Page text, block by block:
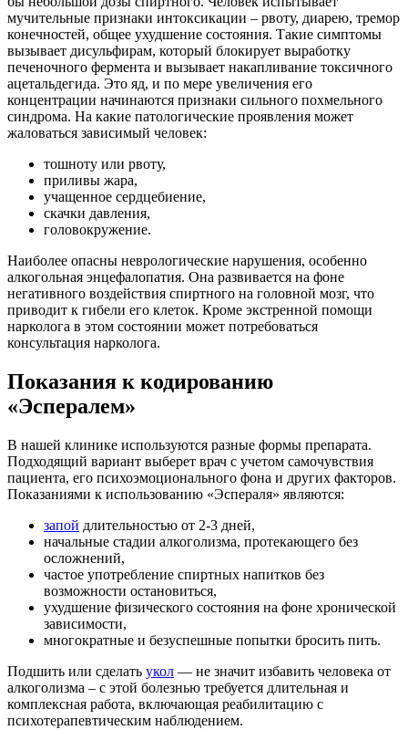
мучительные признаки интоксикации – рвоту, диарею, тремор
конечностей, общее ухудшение состояния. Такие симптомы
вызывает дисульфирам, который блокирует выработку
печеночного фермента и вызывает накапливание токсичного
ацетальдегида. Это яд, и по мере увеличения его
концентрации начинаются признаки сильного похмельного
синдрома. На какие патологические проявления может
жаловаться зависимый человек:
тошноту или рвоту,
приливы жара,
учащенное сердцебиение,
скачки давления,
головокружение.
Наиболее опасны неврологические нарушения, особенно
алкогольная энцефалопатия. Она развивается на фоне
негативного воздействия спиртного на головной мозг, что
приводит к гибели его клеток. Кроме экстренной помощи
нарколога в этом состоянии может потребоваться
консультация нарколога.
Показания к кодированию
«Эспералем»
В нашей клинике используются разные формы препарата.
Подходящий вариант выберет врач с учетом самочувствия
пациента, его психоэмоционального фона и других факторов.
Показаниями к использованию «Эспераля» являются:
запой длительностью от 2-3 дней,
начальные стадии алкоголизма, протекающего без
осложнений,
частое употребление спиртных напитков без
возможности остановиться,
ухудшение физического состояния на фоне хронической
зависимости,
многократные и безуспешные попытки бросить пить.
Подшить или сделать укол — не значит избавить человека от
алкоголизма – с этой болезнью требуется длительная и
комплексная работа, включающая реабилитацию с
психотерапевтическим наблюдением.